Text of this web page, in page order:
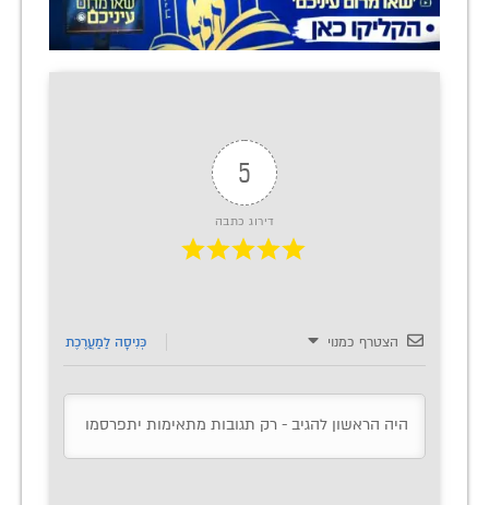
5
דירוג כתבה
הצטרף כמנוי כְּנִיסָה לַמַעֲרֶכֶת